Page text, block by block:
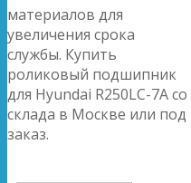
материалов для
увеличения срока
службы. Купить
роликовый подшипник
для Hyundai R250LC-7A со
склада в Москве или под
заказ.